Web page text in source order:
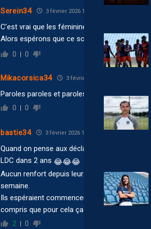
Serein34 3 février 2026 19:31
C’est vrai que les féminines sont très mal
Alors espérons que ce soit pas …Le Bizet de
0 0
Mikacorsica34 3 février 2026 17:33
Paroles paroles et paroles…. crux mdr
0 0
bastie34 3 février 2026 17:11
Quand on pense aux déclarations de l’entité
LDC dans 2 ans 😂😂😂
Aucun renfort depuis leur arrivée aux
semaine.
Ils espéraient commencer à bosser à partir
compris que pour cela ça serait mieux de se
2 0